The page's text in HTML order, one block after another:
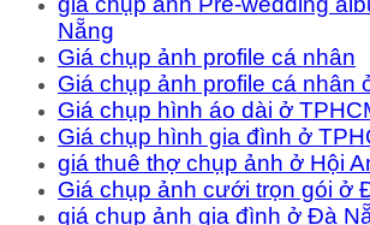
Nẵng
Giá chụp ảnh profile cá nhân
Giá chụp ảnh profile cá nhân
Giá chụp hình áo dài ở
Giá chụp hình gia đình ở
giá thuê thợ chụp ảnh ở Hội
Giá chụp ảnh cưới trọn gói ở
giá chụp ảnh gia đình ở Đà